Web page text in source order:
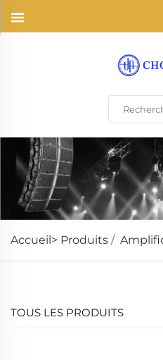
Accueil> Produits /
TOUS LES PRODUITS